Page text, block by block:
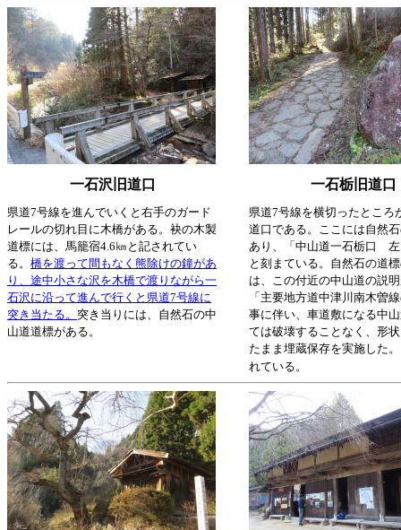
一石沢旧道口 一石栃旧道口
県道7号線を進んでいくと右手のガード
レールの切れ目に木橋がある。袂の木製
道標には、馬籠宿4.6㎞と記されてい
る。 橋を渡って間もなく熊除けの鐘があ
り、途中小さな沢を木橋で渡りながら一
石沢に沿って進んで行くと県道7号線に
突き当たる。 突き当りには、自然石の中
山道道標がある。
県道7号線を横切ったところ
道口である。ここには自然
あり、「中山道一石栃口
と刻まている。自然石の道
は、この付近の中山道の説
「主要地方道中津川南木曽
事に伴い、車道敷になる中
ては破壊することなく、形
たまま埋蔵保存を実施した
れている。